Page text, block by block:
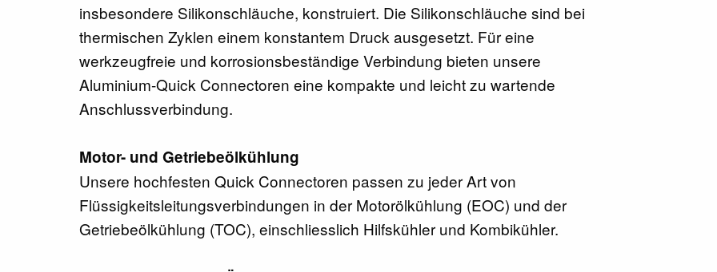
insbesondere Silikonschläuche, konstruiert. Die Silikonschläuche sind bei
thermischen Zyklen einem konstantem Druck ausgesetzt. Für eine
werkzeugfreie und korrosionsbeständige Verbindung bieten unsere
Aluminium-Quick Connectoren eine kompakte und leicht zu wartende
Anschlussverbindung.
Motor- und Getriebeölkühlung
Unsere hochfesten Quick Connectoren passen zu jeder Art von
Flüssigkeitsleitungsverbindungen in der Motorölkühlung (EOC) und der
Getriebeölkühlung (TOC), einschliesslich Hilfskühler und Kombikühler.